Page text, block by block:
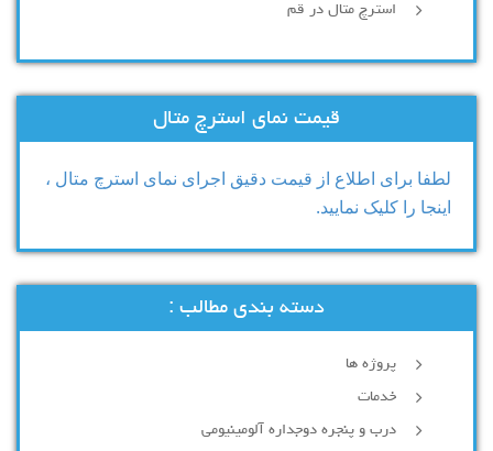
استرچ متال در قم
قیمت نمای استرچ متال
لطفا برای اطلاع از قیمت دقیق اجرای نمای استرچ متال ،
اینجا را کلیک نمایید.
دسته بندی مطالب :
پروژه ها
خدمات
درب و پنجره دوجداره آلومینیومی